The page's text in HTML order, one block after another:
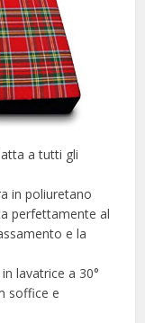
a tutti gli
in poliuretano
perfettamente al
e la
lavatrice a 30°
soffice e